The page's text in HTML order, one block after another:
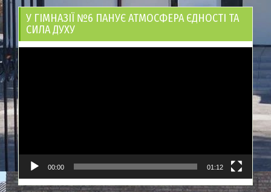
У ГІМНАЗІЇ №6 ПАНУЄ АТМОСФЕРА ЄДНОСТІ ТА
СИЛА ДУХУ
00:00 01:12